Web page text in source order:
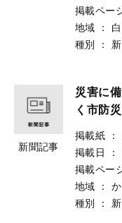
掲載ペー
地域
：
種別
：
新聞記事
災害に
く市防
掲載紙 ：
掲載日
：
掲載ペー
地域
：
種別
：